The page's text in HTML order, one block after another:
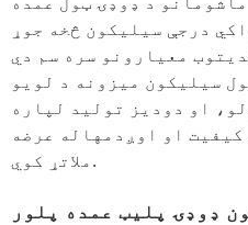
درجې سیلیکون څخه جوړ
سیلیکون میزونه د لویو
او دودیز تولید لپاره
او اوږدمهاله عرضه
ملاتړ کوي.
ډوډۍ پلیټ عمده پلور